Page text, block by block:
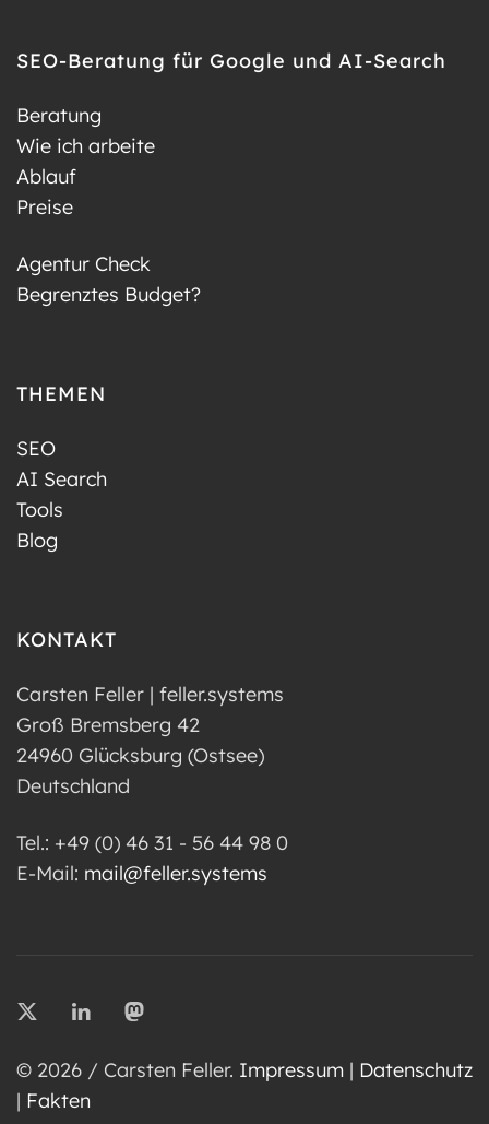
SEO-Beratung für Google und AI-Search
Beratung
Wie ich arbeite
Ablauf
Preise
Agentur Check
Begrenztes Budget?
THEMEN
SEO
AI Search
Tools
Blog
KONTAKT
Carsten Feller | feller.systems
Groß Bremsberg 42
24960 Glücksburg (Ostsee)
Deutschland
Tel.: +49 (0) 46 31 - 56 44 98 0
E-Mail: mail@feller.systems
© 2026 / Carsten Feller. Impressum | Datenschutz
| Fakten